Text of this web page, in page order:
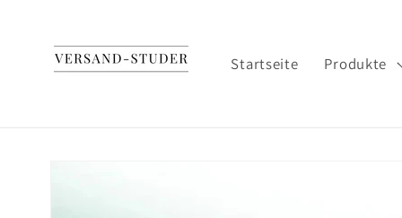
Inhalt
Startseite Produkte